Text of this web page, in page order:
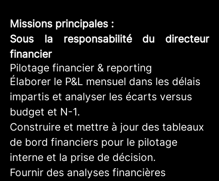
Missions principales :
Sous la responsabilité du directeur
financier
Pilotage financier & reporting
Élaborer le P&L mensuel dans les délais
impartis et analyser les écarts versus
budget et N-1.
Construire et mettre à jour des tableaux
de bord financiers pour le pilotage
interne et la prise de décision.
Fournir des analyses financières